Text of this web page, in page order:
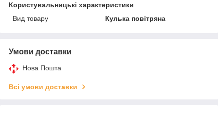
Користувальницькі характеристики
Вид товару
Кулька повітряна
Умови доставки
Нова Пошта
Всі умови доставки